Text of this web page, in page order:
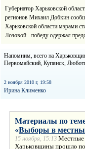
Губернатор Харьковской
регионов Михаил Добкин
Харьковской области мэрами
Лозовой - победу одержал
Напомним, всего на
Первомайский, Купянск,
2 ноября 2010 г, 19:58
Ирина Клименко
Материалы по
«Выборы в
15 ноября, 15:13 Местные
Харьковщины прошло